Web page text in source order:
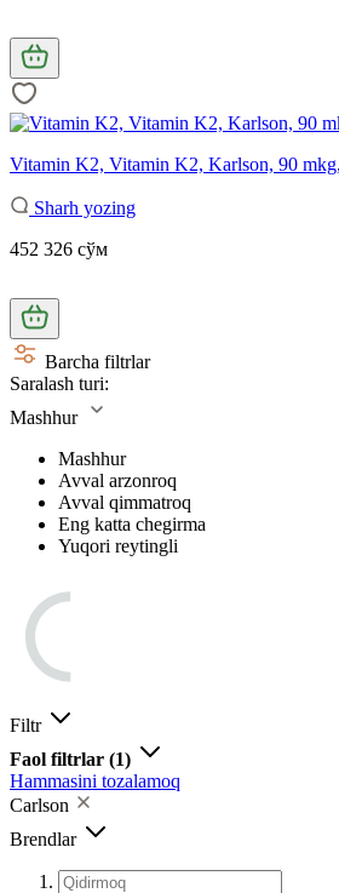
Vitamin K2, Vitamin K2, Karlson, 90
Sharh yozing
452 326 сўм
Barcha filtrlar
Saralash turi:
Mashhur
Mashhur
Avval arzonroq
Avval qimmatroq
Eng katta chegirma
Yuqori reytingli
Filtr
Faol filtrlar (1)
Hammasini tozalamoq
Carlson
Brendlar